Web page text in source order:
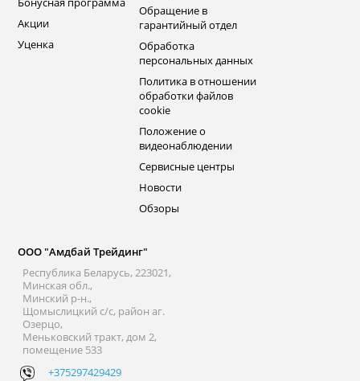
Акции
Уценка
Обращение в
гарантийный отдел
Обработка
персональных данных
Политика в отношении
обработки файлов
cookie
Положение о
видеонаблюдении
Сервисные центры
Новости
Обзоры
ООО "Амдбай Трейдинг"
Республика Беларусь, 223021,
Минская обл.,
Минский р-н.,
Щомыслицкий с/с, район аг.
Озерцо,
Меньковский тракт, дом 2,
помещение 533
+375297429429